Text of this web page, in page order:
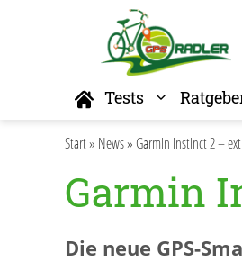
Home
Tests
Start» News» Garmin Instinct 2 –
Garmin
Die neue GPS-